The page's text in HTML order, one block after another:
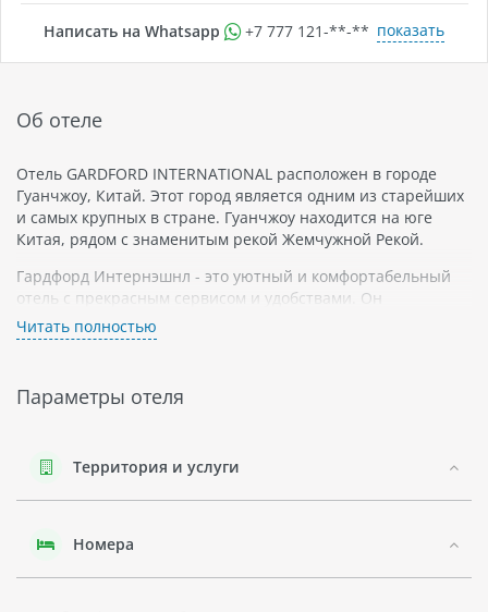
Написать на Whatsapp +7 777 121-**-** показать
Об отеле
Отель GARDFORD INTERNATIONAL расположен в городе
Гуанчжоу, Китай. Этот город является одним из старейших
и самых крупных в стране. Гуанчжоу находится на юге
Китая, рядом с знаменитым рекой Жемчужной Рекой.
Гардфорд Интернэшнл - это уютный и комфортабельный
отель с прекрасным сервисом и удобствами. Он
предлагает своим гостям широкий спектр услуг и удобств
для отличного отдыха.
номера, оборудованные всем необходимым для приятного
Кроме того, в отеле есть ресторан, где можно попробовать
разнообразные блюда китайской и международной кухни.
такие как прачечная, тренажерный зал и бизнес-центр.
Читать полностью
Параметры отеля
Территория и услуги
Номера